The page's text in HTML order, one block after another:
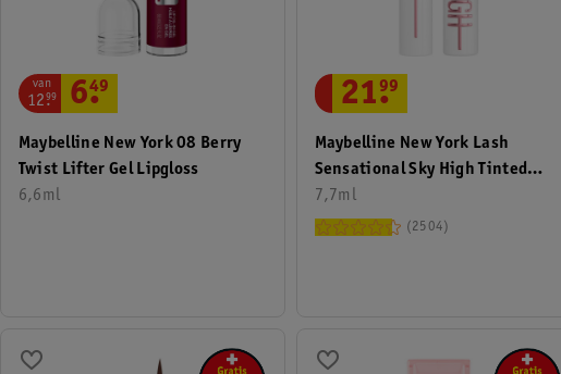
Maybelline New York 08 Berry
Twist Lifter Gel Lipgloss
6,6ml
van
12.
99 6.
49
Maybelline New York Lash
Sensational Sky High Tinted
Primer
7,7ml
21.
99
2504